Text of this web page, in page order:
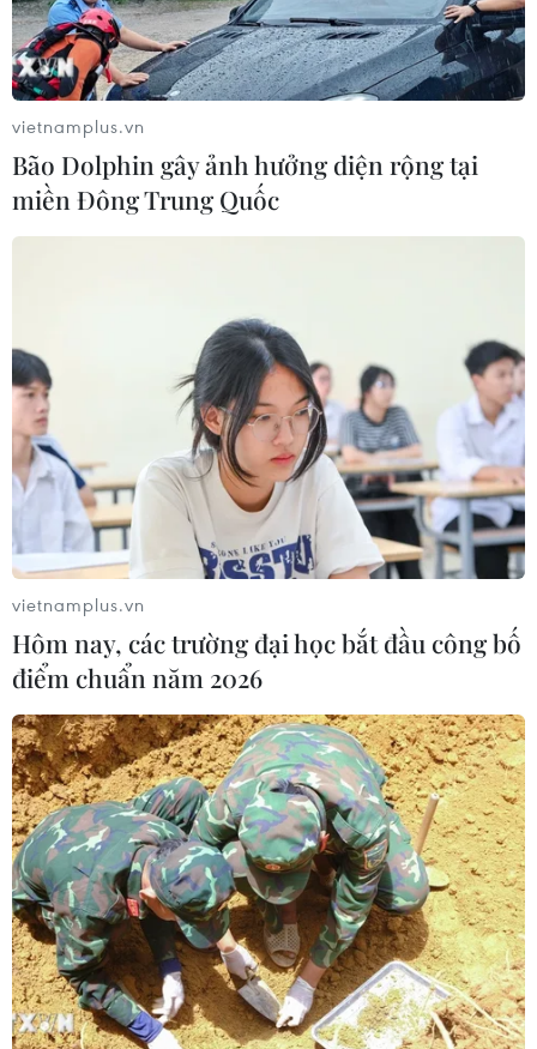
tuổi và môi giới mại dâm liên tỉnh
02/07/2023 03:44
Lực lượng công an các địa phương Lào Cai, Hà Nội,
Thừa Thiên-Huế vừa triệt phá đường dây mua bán
người dưới 16 tuổi và tổ chức hoạt động mại dâm liên
tỉnh với phương thức, thủ đoạn rất tinh vi.
Bắt tạm giam 7 đối tượng hiếp dâm và
mua bán người dưới 16 tuổi
05/07/2023 13:23
vietnamplus.vn
Bão Dolphin gây ảnh hưởng diện rộng tại
miền Đông Trung Quốc
vietnamplus.vn
Hôm nay, các trường đại học bắt đầu công bố
điểm chuẩn năm 2026